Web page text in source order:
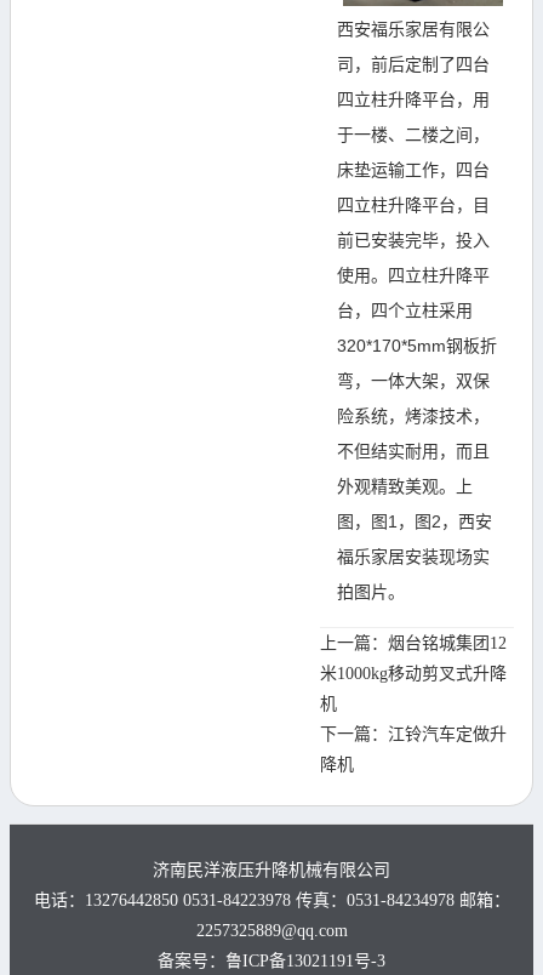
西安福乐家居有限公
司，前后定制了四台
四立柱升降平台，用
于一楼、二楼之间，
床垫运输工作，四台
四立柱升降平台，目
前已安装完毕，投入
使用。四立柱升降平
台，四个立柱采用
320*170*5mm钢板折
弯，一体大架，双保
险系统，烤漆技术，
不但结实耐用，而且
外观精致美观。上
图，图1，图2， 西安
福乐家居安装现场实
拍图片。
上一篇： 烟台铭城集团12
米1000kg移动剪叉式升降
机
下一篇： 江铃汽车定做升
降机
济南民洋液压升降机械有限公司
电话：13276442850 0531-84223978 传真：0531-84234978 邮箱：
2257325889@qq.com
备案号： 鲁ICP备13021191号-3